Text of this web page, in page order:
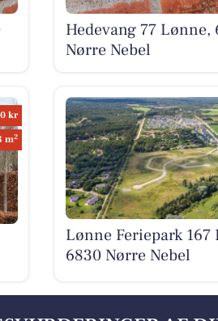
Hedevang 77 Lønne,
Nørre Nebel
kr
m2
Lønne Feriepark 167
6830 Nørre Nebel